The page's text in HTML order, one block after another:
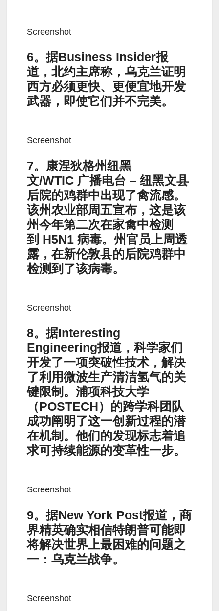
Screenshot
6。据Business Insider报
道，北约主席称，乌克兰证明
西方必须更快、更便宜地开发
武器，即使它们并不完美。
Screenshot
7。康涅狄格州纽黑
文/WTIC 广播电台 – 纽黑文县
后院的鸡群中出现了禽流感。
该州农业部周五宣布，这是该
州今年第二次在家禽中检测
到 H5N1 病毒。州官员上周透
露，在新伦敦县的后院鸡群中
检测到了该病毒。
Screenshot
8。据Interesting
Engineering报道，科学家们
开发了一项突破性技术，解决
了利用微波生产清洁氢气的关
键限制。浦项科技大学
（POSTECH）的跨学科团队
成功阐明了这一创新过程的潜
在机制。他们的发现标志着追
求可持续能源的变革性一步。
Screenshot
9。据New York Post报道，商
界精英确实相信特朗普可能即
将解决世界上最困难的问题之
一：乌克兰战争。
Screenshot